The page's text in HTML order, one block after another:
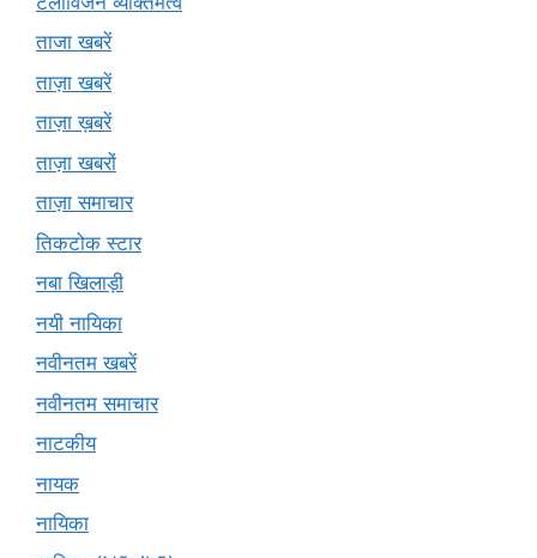
ताजा खबरें
ताज़ा खबरें
ताज़ा ख़बरें
ताज़ा खबरों
ताज़ा समाचार
तिकटोक स्टार
नबा खिलाड़ी
नयी नायिका
नवीनतम खबरें
नवीनतम समाचार
नाटकीय
नायक
नायिका